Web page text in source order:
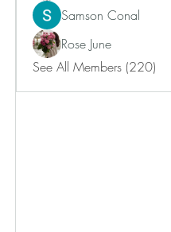
Samson Conal
Rose June
See All Members (220)